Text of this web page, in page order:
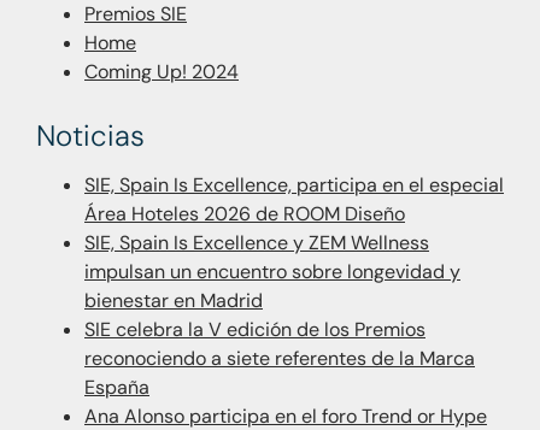
Premios SIE
Home
Coming Up! 2024
Noticias
SIE, Spain Is Excellence, participa en el especial
Área Hoteles 2026 de ROOM Diseño
SIE, Spain Is Excellence y ZEM Wellness
impulsan un encuentro sobre longevidad y
bienestar en Madrid
SIE celebra la V edición de los Premios
reconociendo a siete referentes de la Marca
España
Ana Alonso participa en el foro Trend or Hype